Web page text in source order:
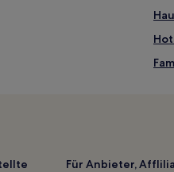
Für Anbieter,